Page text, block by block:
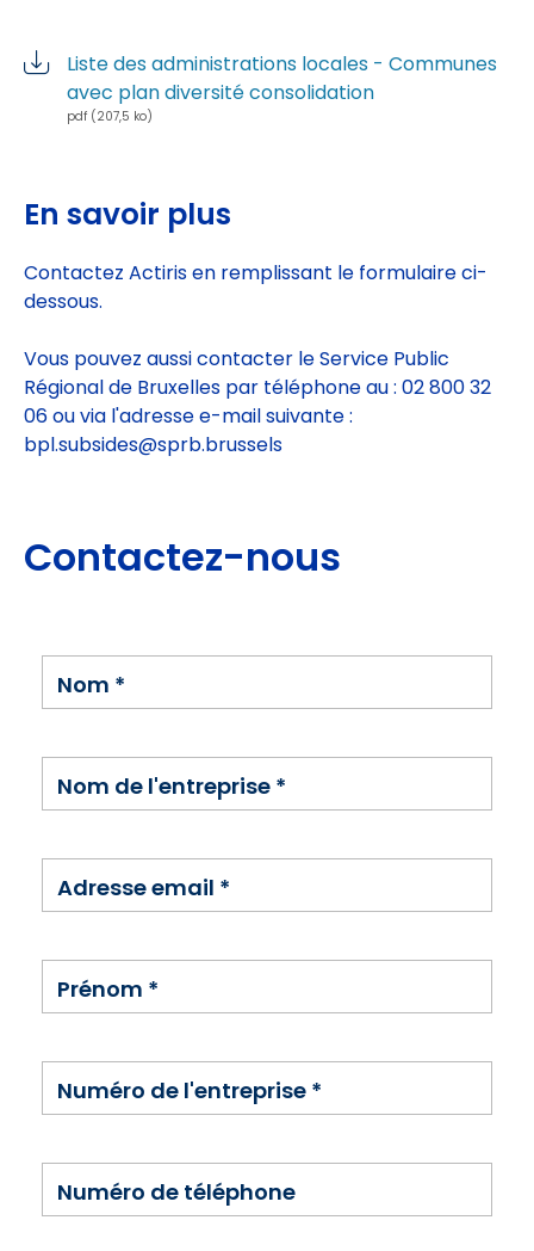
Liste des administrations locales - Communes
avec plan diversité consolidation
pdf (207,5 ko)
En savoir plus
Contactez Actiris en remplissant le formulaire ci-
dessous.
Vous pouvez aussi contacter le Service Public
Régional de Bruxelles par téléphone au : 02 800 32
06 ou via l'adresse e-mail suivante :
bpl.subsides@sprb.brussels
Contactez-nous
Nom *
Nom de l'entreprise *
Adresse email *
Prénom *
Numéro de l'entreprise *
Numéro de téléphone